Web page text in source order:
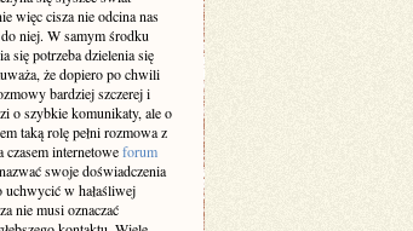
więc cisza nie odcina nas
niej. W samym środku
się potrzeba dzielenia się
że dopiero po chwili
bardziej szczerej i
o szybkie komunikaty, ale o
taką rolę pełni rozmowa z
czasem internetoweforum
swoje doświadczenia
uchwycić w hałaśliwej
nie musi oznaczać